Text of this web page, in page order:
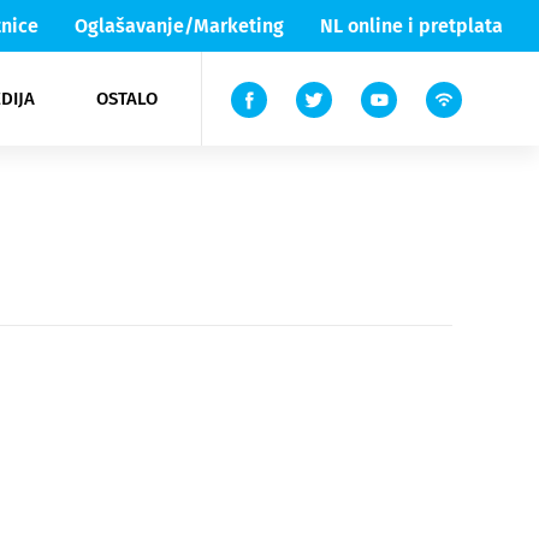
Oglašavanje/Marketing NL online i pretplata
OSTALO
Lika & Senj
TV